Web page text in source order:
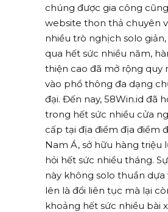
chúng được gia công
website thon thả chuyên
nhiều trò nghịch solo
qua hết sức nhiều năm,
thiện cao đã mở rộng quy
vào phổ thông đa dạng
đại. Đến nay, 58Win.id đã
trong hết sức nhiều cửa
cấp tại địa điểm địa điểm
Nam Á, sở hữu hàng triệu
hỏi hết sức nhiều tháng.
này không solo thuần dựa
lên là đổi liên tục mà lại
khoảng hết sức nhiều bài